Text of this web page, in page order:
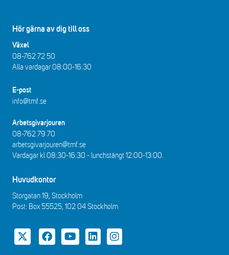
Hör gärna av dig till oss
Växel
08-762 72 50
Alla vardagar 08:00-16:30​​
E-post
info@tmf.se
Arbetsgivarjouren
08-762 79 70
arbetsgivarjouren@tmf.se
Vardagar kl 08:30-16:30 - lunchstängt 12:00-13:00​.
Huvudkontor
Storgatan 19, Stockholm
Post: Box 55525, 102 04 Stockholm
TwitterFacebook
YouTubeLinkedInInstagram